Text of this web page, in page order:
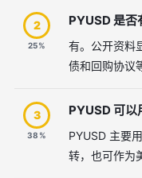
2
25%
PYUSD 是否
有。公开资料
债和回购协议
3
38%
PYUSD 可以
PYUSD 主要
转，也可作为